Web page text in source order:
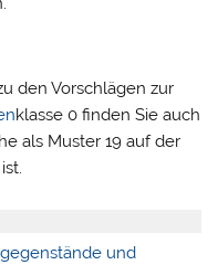
den Vorschlägen zur
klasse 0 finden Sie auch
als Muster 19 auf der
und